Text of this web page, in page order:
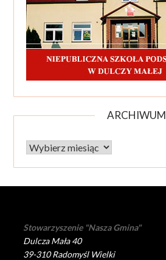
ARCHIWUM
Archiwum
Stowarzyszenie "Nasza Gmina"
Dulcza Mała 40
39-310 Radomyśl Wielki